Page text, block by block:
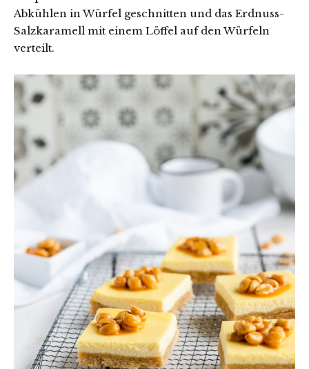
Abkühlen in Würfel geschnitten und das Erdnuss-
Salzkaramell mit einem Löffel auf den Würfeln
verteilt.